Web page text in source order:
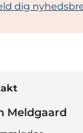
dig
Meldgaard